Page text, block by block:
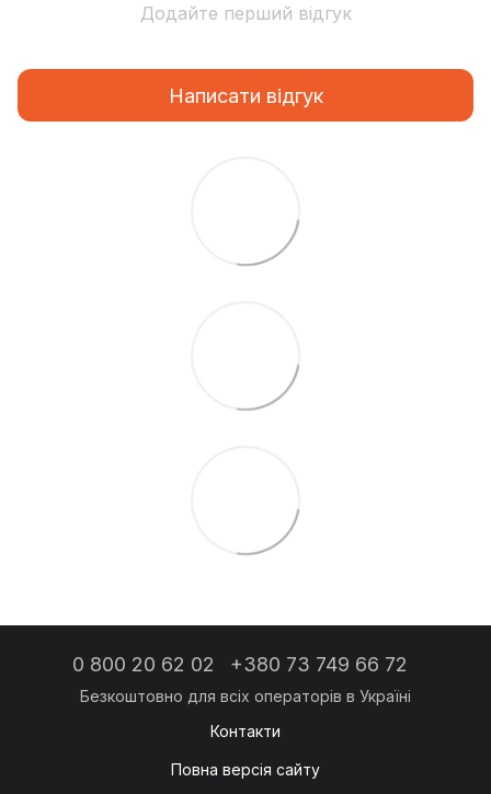
Додайте перший відгук
Написати відгук
0 800 20 62 02 +380 73 749 66 72
Контакти
Повна версія сайту